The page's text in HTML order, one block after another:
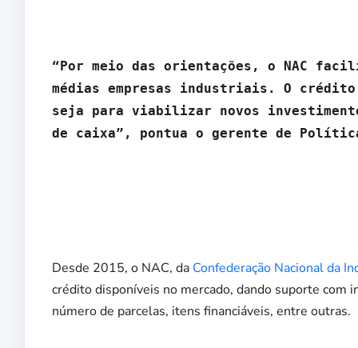
“Por meio das orientações, o NAC
médias empresas industriais. O
seja para viabilizar novos
de caixa”, pontua o gerente de
Desde 2015, o NAC, da Confederação Nacional da
crédito disponíveis no mercado, dando suporte com
número de parcelas, itens financiáveis, entre outras.